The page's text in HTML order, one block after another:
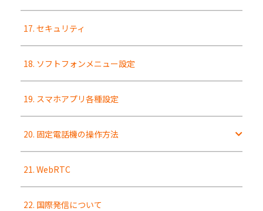
17. セキュリティ
18. ソフトフォンメニュー設定
19. スマホアプリ各種設定
20. 固定電話機の操作方法
21. WebRTC
22. 国際発信について